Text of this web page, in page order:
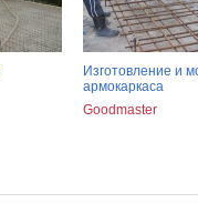
Изготовление и
армокаркаса
Goodmaster